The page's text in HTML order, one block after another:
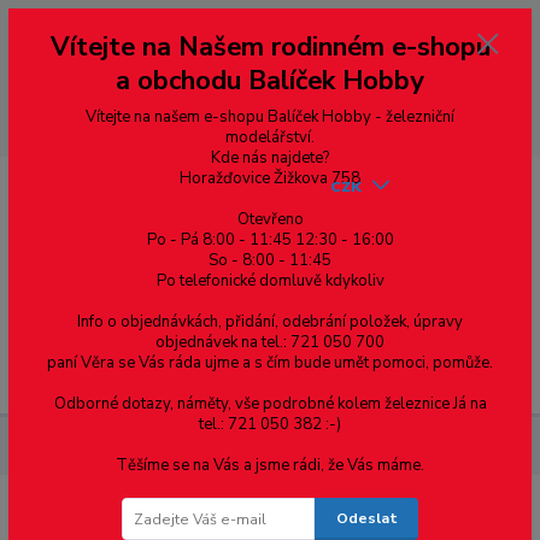
--- pro zákazníky ze Slovenska a jiných zemí, pokud chcete platit v eurech
přepněte si e-shop na euro 💶 pro přepočet měny - pravý horní roh ---
dobírky – pokud si z nějakého důvodu zásilku nevyzvednete, bude po
domluvě zaslána znovu s opětovnou platbou za poštovné, v opačném
případě bude zrušena a účet přidán na blacklist a rušeny následující
objednávky.
Menu
CZK
Kolejivo TRIX
Vítejte na Našem rodinném e-shopu
a obchodu Balíček Hobby
Vítejte na našem e-shopu Balíček Hobby - železniční
modelářství.
Kde nás najdete?
Horažďovice Žižkova 758
Otevřeno
Po - Pá 8:00 - 11:45 12:30 - 16:00
So - 8:00 - 11:45
Po telefonické domluvě kdykoliv
Info o objednávkách, přidání, odebrání položek, úpravy
objednávek na tel.: 721 050 700
paní Věra se Vás ráda ujme a s čím bude umět pomoci, pomůže.
Odborné dotazy, náměty, vše podrobné kolem železnice Já na
tel.: 721 050 382 :-)
Těšíme se na Vás a jsme rádi, že Vás máme.
Odeslat